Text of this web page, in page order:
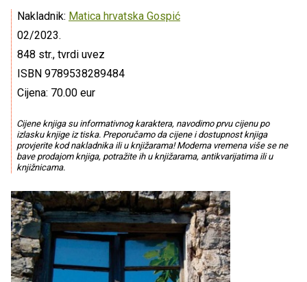
Nakladnik: Matica hrvatska Gospić
02/2023.
848 str., tvrdi uvez
ISBN 9789538289484
Cijena: 70.00 eur
Cijene knjiga su informativnog karaktera, navodimo prvu cijenu po
izlasku knjige iz tiska. Preporučamo da cijene i dostupnost knjiga
provjerite kod nakladnika ili u knjižarama! Moderna vremena više se ne
bave prodajom knjiga, potražite ih u knjižarama, antikvarijatima ili u
knjižnicama.